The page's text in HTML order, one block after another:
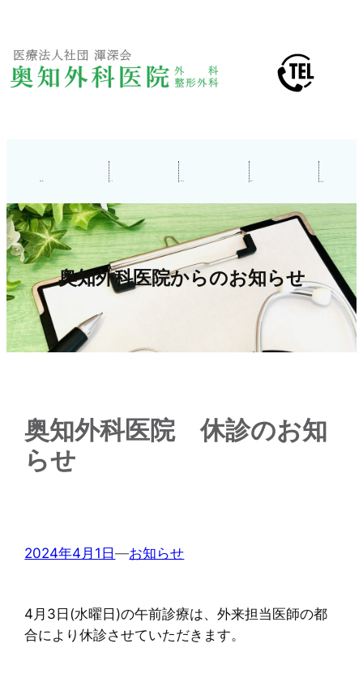
を
ス
奥知外科医院からのお知らせ
奥知外科医院 休診のお知
らせ
2024年4月1日—お知らせ
4月3日(水曜日)の午前診療は、外来担当医師の都
合により休診させていただきます。